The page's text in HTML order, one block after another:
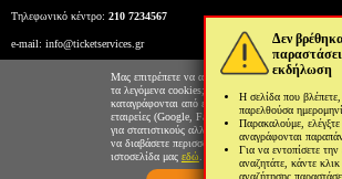
Δεν
εκδήλωση
Η σελίδα που
παρελθούσα
Παρακαλούμε,
αναγράφονται
Για να εντοπίσετε
αναζητάτε, κάντε κλικ
αναζήτησης
Τηλεφωνικό κέντρο: 210 7234567
e-mail: info@ticketservices.gr
Εκδοτήριο: Πανεπιστημίου 39 (Στοά Πεσμαζόγλου), Αθήνα
Ώρες λειτουργίας εκδοτηρίου: Δευ-Παρ: 9πμ-5μμ
Μας επιτρέπετε να αποθηκεύουμε στον
τα λεγόμενα cookies; Με αυτόν τον τρόπο θα
καταγράφονται από εμάς και τρίτες συνεργαζόμενες
εταιρείες (Google, Facebook κτλ) στοιχεία
για στατιστικούς αλλά και διαφημιστικούς
να διαβάσετε περισσότερα για την χρήση cookies
ιστοσελίδα μας εδώ